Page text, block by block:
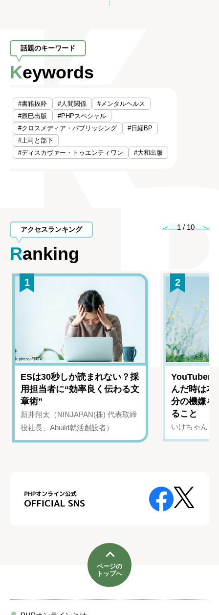
話題のキーワード
Keywords
#書籍抜粋 #人間関係
#メンタルヘルス
#辰巳出版
#PHPスペシャル
#クロスメディア・パブリッシング
#日経BP
#上司と部下
#ディスカヴァー・トゥエンティワン
#大和出版
アクセスランキング
Ranking
1 / 10
1
ESは30秒しか読まれない？採
用担当者に“効率良く伝わる文
章術”
新井翔太（NINJAPAN(株) 代表取締
役社長、Abuild就活創設者）
2
YouTuber
んだ時は
分の機嫌を
ること
いけちゃん（
ページの
トップへ